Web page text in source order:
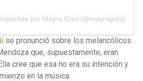
por Mayra Goni (@mayragoni)
se pronunció sobre los melancólicos
que, supuestamente, eran
cree que esa no era su intención y
en la música.